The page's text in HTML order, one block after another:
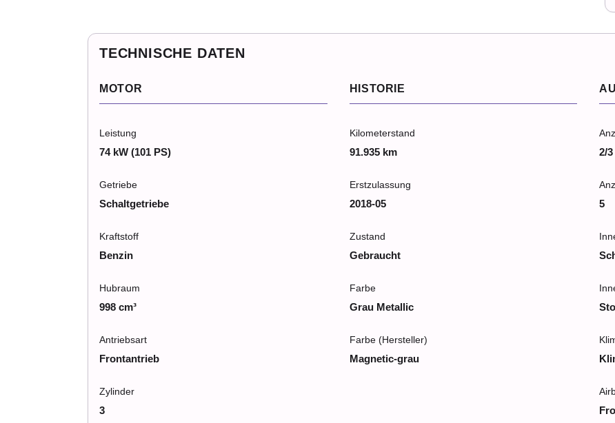
TECHNISCHE DATEN
MOTOR
Leistung
74 kW (101 PS)
Getriebe
Schaltgetriebe
Kraftstoff
Benzin
Hubraum
998 cm³
Antriebsart
Frontantrieb
Zylinder
3
HISTORIE
Kilometerstand
91.935 km
Erstzulassung
2018-05
Zustand
Gebraucht
Farbe
Grau Metallic
Farbe (Hersteller)
Magnetic-grau
2/3
5